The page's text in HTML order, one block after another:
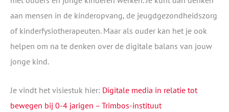
aan mensen in de kinderopvang, de jeugdgezondheidszorg
of kinderfysiotherapeuten. Maar als ouder kan het je ook
helpen om na te denken over de digitale balans van jouw
jonge kind.
Je vindt het visiestuk hier: Digitale media in relatie tot
bewegen bij 0-4 jarigen – Trimbos-instituut